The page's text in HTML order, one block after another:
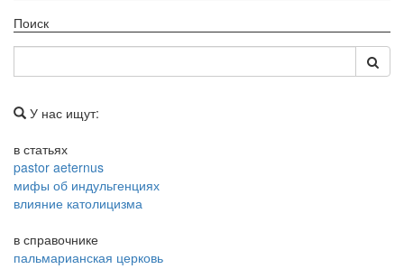
Поиск
У нас ищут:
в статьях
pastor aeternus
мифы об индульгенциях
влияние католицизма
в справочнике
пальмарианская церковь